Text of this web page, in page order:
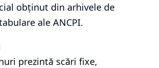
obținut din arhivele de
ale ANCPI.
prezintă scări fixe,